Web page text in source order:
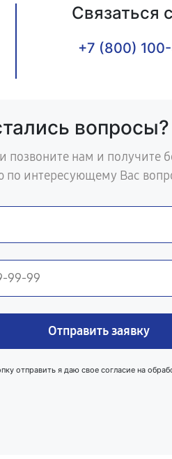
Связаться
+7 (800)
вопросы?
позвоните нам и получите
по интересующему Вас
Отправить заявку
отправить я даю свое согласие на